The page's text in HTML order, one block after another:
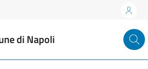
di Napoli